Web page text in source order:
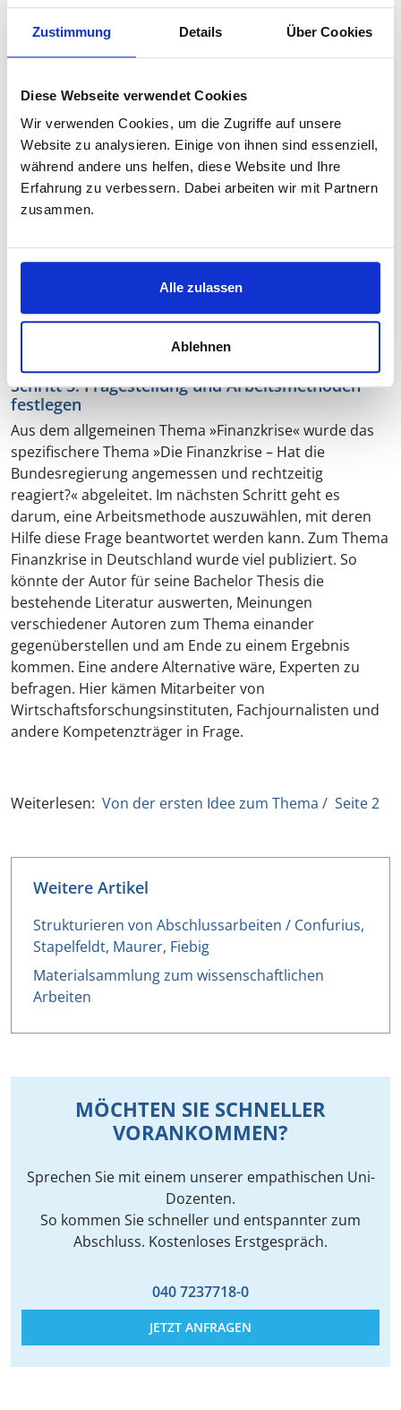
Zustimmung Details Über Cookies
Diese Webseite verwendet Cookies
Wir verwenden Cookies, um die Zugriffe auf unsere
Website zu analysieren. Einige von ihnen sind essenziell,
während andere uns helfen, diese Website und Ihre
Erfahrung zu verbessern. Dabei arbeiten wir mit Partnern
zusammen.
Alle zulassen
Ablehnen
Schritt 4: Passende Hypothesen zum Thema der
Bachelorthesis formulieren
Ein häufig angewandtes Hilfsmittel der guten
anzuregen, ist die Bildung von Hypothesen. Unter eine
Hypothese versteht man eine begründete Annahme.
Eine Hypothese wird in Frageform formuliert und ist
ergebnisoffen. Beim Thema Finanzkrise wäre eine
mögliche Hypothese: »Die Bundesregierung hat zu viele
Autor der Bachelorthesis könnte aber auch eine ganz
andere Hypothese aufstellen. Mit Hilfe von Hypothesen
Untersuchung in eine Richtung lenken, die Ihnen zusagt.
Schritt 5: Fragestellung und Arbeitsmethoden
festlegen
Aus dem allgemeinen Thema »Finanzkrise« wurde das
spezifischere Thema »Die Finanzkrise – Hat die
Bundesregierung angemessen und rechtzeitig
reagiert?« abgeleitet. Im nächsten Schritt geht es
darum, eine Arbeitsmethode auszuwählen, mit deren
Hilfe diese Frage beantwortet werden kann. Zum Thema
Finanzkrise in Deutschland wurde viel publiziert. So
könnte der Autor für seine Bachelor Thesis die
bestehende Literatur auswerten, Meinungen
verschiedener Autoren zum Thema einander
gegenüberstellen und am Ende zu einem Ergebnis
kommen. Eine andere Alternative wäre, Experten zu
befragen. Hier kämen Mitarbeiter von
Wirtschaftsforschungsinstituten, Fachjournalisten und
andere Kompetenzträger in Frage.
Weiterlesen: Von der ersten Idee zum Thema / Seite 2
Weitere Artikel
Strukturieren von Abschlussarbeiten / Confurius,
Stapelfeldt, Maurer, Fiebig
Materialsammlung zum wissenschaftlichen
Arbeiten
MÖCHTEN SIE SCHNELLER
VORANKOMMEN?
Sprechen Sie mit einem unserer empathischen Uni-
Dozenten.
So kommen Sie schneller und entspannter zum
Abschluss. Kostenloses Erstgespräch.
040 7237718-0
JETZT ANFRAGEN